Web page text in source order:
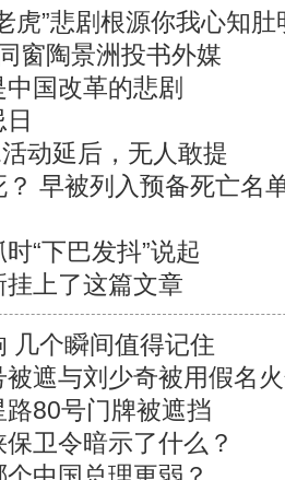
虎”悲剧根源你我心知肚
窗陶景洲投书外媒
国改革的悲剧
动延后，无人敢提
早被列入预备死亡名
“下巴发抖”说起
上了这篇文章
几个瞬间值得记住
遮与刘少奇被用假名
80号门牌被遮挡
卫令暗示了什么？